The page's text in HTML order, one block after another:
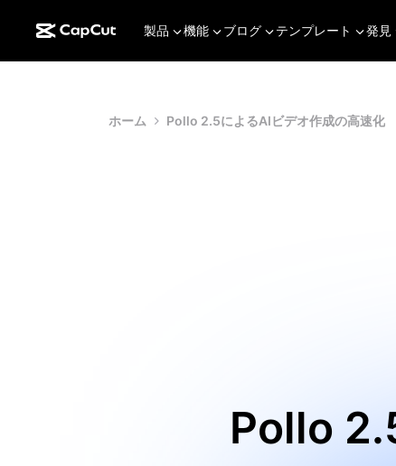
製品 機能 ブログ テンプレート 発見
ホーム Pollo 2.5によるAIビデオ作成の高速化
Pollo